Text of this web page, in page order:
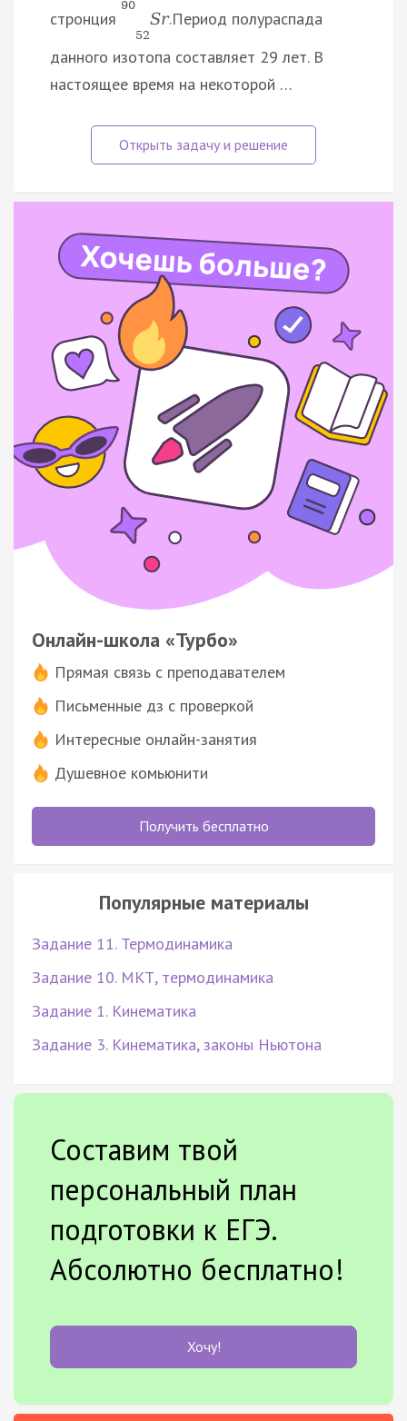
стронция
90
52
Sr.Период полураспада
данного изотопа составляет 29 лет. В
настоящее время на некоторой …
Онлайн-школа «Турбо»
Прямая связь с преподавателем
Письменные дз с проверкой
Интересные онлайн-занятия
Душевное комьюнити
Получить бесплатно
Популярные материалы
Задание 11. Термодинамика
Задание 10. МКТ, термодинамика
Задание 1. Кинематика
Задание 3. Кинематика, законы Ньютона
Составим твой
персональный план
подготовки к ЕГЭ.
Абсолютно бесплатно!
Хочу!